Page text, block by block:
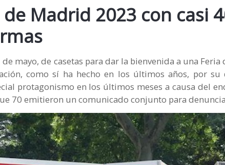
Madrid 2023 con casi
mayo, de casetas para dar la bienvenida a una
como sí ha hecho en los últimos años, por su
protagonismo en los últimos meses a causa del
70 emitieron un comunicado conjunto para